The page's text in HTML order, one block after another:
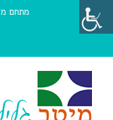
content
מתחם